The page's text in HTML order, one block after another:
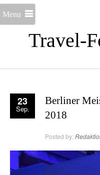
Travel-
Menu
23
Sep.
Berliner
2018
Posted by: